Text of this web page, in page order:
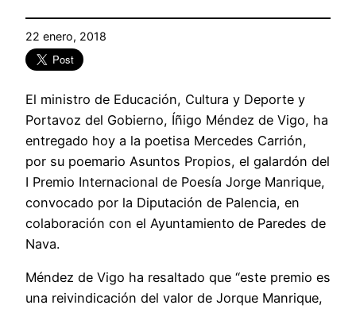
22 enero, 2018
El ministro de Educación, Cultura y Deporte y
Portavoz del Gobierno, Íñigo Méndez de Vigo, ha
entregado hoy a la poetisa Mercedes Carrión,
por su poemario Asuntos Propios, el galardón del
I Premio Internacional de Poesía Jorge Manrique,
convocado por la Diputación de Palencia, en
colaboración con el Ayuntamiento de Paredes de
Nava.
Méndez de Vigo ha resaltado que “este premio es
una reivindicación del valor de Jorque Manrique,